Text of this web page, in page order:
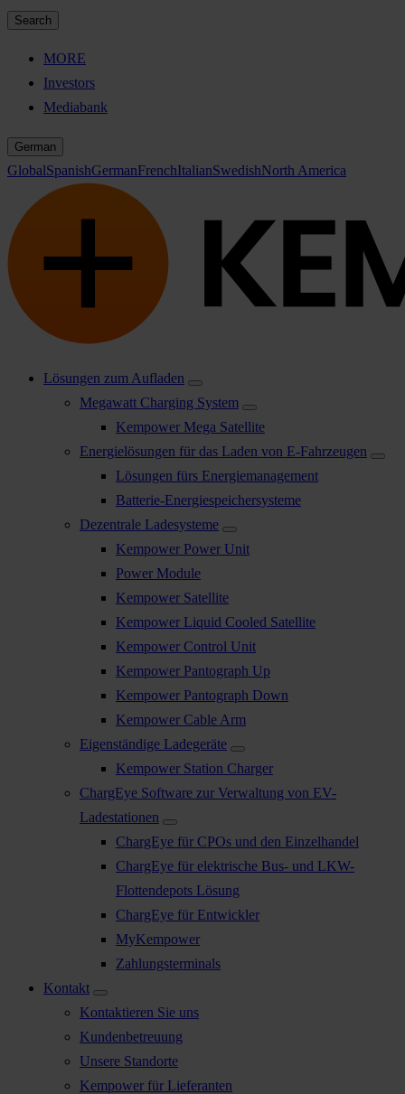
Search
MORE
Investors
Mediabank
German
GlobalSpanishGermanFrenchItalianSwedishNorth America
Lösungen zum Aufladen
Megawatt Charging System
Kempower Mega Satellite
Energielösungen für das Laden von E-Fahrzeugen
Lösungen fürs Energiemanagement
Batterie-Energiespeichersysteme
Dezentrale Ladesysteme
Kempower Power Unit
Power Module
Kempower Satellite
Kempower Liquid Cooled Satellite
Kempower Control Unit
Kempower Pantograph Up
Kempower Pantograph Down
Kempower Cable Arm
Eigenständige Ladegeräte
Kempower Station Charger
ChargEye Software zur Verwaltung von EV-
Ladestationen
ChargEye für CPOs und den Einzelhandel
ChargEye für elektrische Bus- und LKW-
Flottendepots Lösung
ChargEye für Entwickler
MyKempower
Zahlungsterminals
Kontakt
Kontaktieren Sie uns
Kundenbetreuung
Unsere Standorte
Kempower für Lieferanten